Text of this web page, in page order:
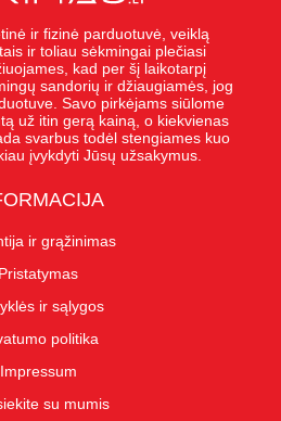
ir fizinė parduotuvė, veiklą
ir toliau sėkmingai plečiasi
kad per šį laikotarpį
sandorių ir džiaugiamės, jog
Savo pirkėjams siūlome
už itin gerą kainą, o kiekvienas
svarbus todėl stengiames kuo
įvykdyti Jūsų užsakymus.
ir grąžinimas
Pristatymas
ir sąlygos
politika
Impressum
su mumis